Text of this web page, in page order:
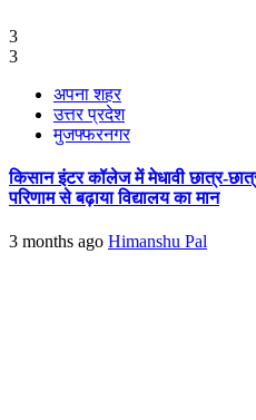
3
3
अपना शहर
उत्तर प्रदेश
मुजफ्फरनगर
किसान इंटर कॉलेज में मेधावी छात्र-
परिणाम से बढ़ाया विद्यालय का मान
3 months ago Himanshu Pal